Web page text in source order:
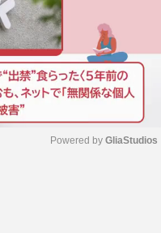
Powered by GliaStudios